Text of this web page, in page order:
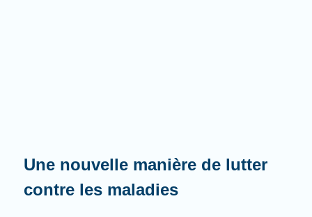
Une nouvelle manière de lutter
contre les maladies